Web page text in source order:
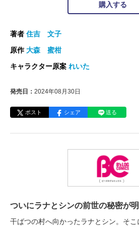
購入する
著者 住吉 文子
原作大森 蜜柑
キャラクター原案 れいた
発売日： 2024年08月30日
ポスト シェア 送る
ついにラナとシンの前世の秘密が
干ばつの村へ向かったラナとシン。そ